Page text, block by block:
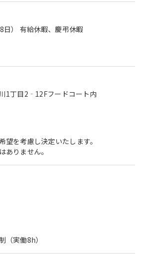
日） 有給休暇、慶弔休暇
1丁目2‐12Fフードコート内
を考慮し決定いたします。
りません。
（実働8h）